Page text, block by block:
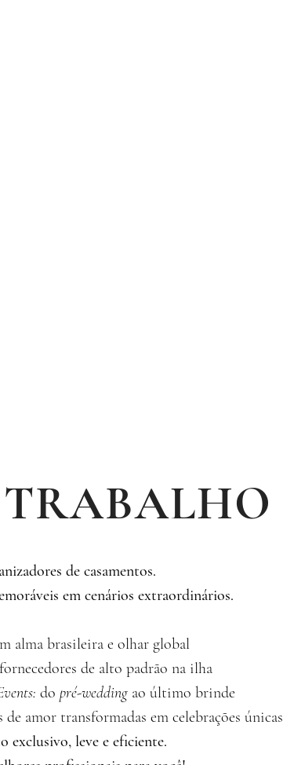
de casamentos.
em cenários extraordinários.
alma brasileira e olhar global
de alto padrão na ilha
do pré-wedding ao último brinde
amor transformadas em celebrações únicas
exclusivo, leve e eficiente.